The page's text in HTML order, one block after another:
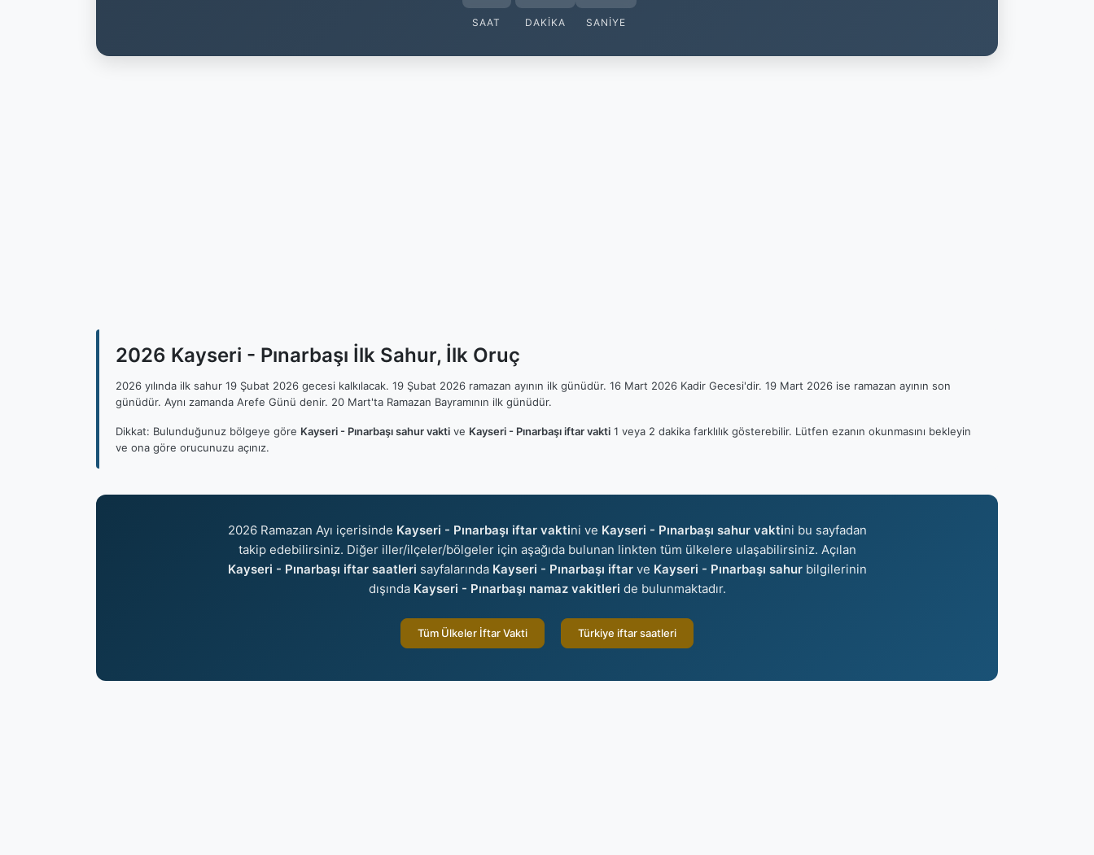
SAAT DAKIKA SANIYE
2026 Kayseri - Pınarbaşı İlk Sahur, İlk Oruç
2026 yılında ilk sahur 19 Şubat 2026 gecesi kalkılacak. 19 Şubat 2026 ramazan ayının ilk günüdür. 16 Mart 2026 Kadir Gecesi'dir. 19 Mart 2026 ise ramazan ayının son
günüdür. Aynı zamanda Arefe Günü denir. 20 Mart'ta Ramazan Bayramının ilk günüdür.
Dikkat: Bulunduğunuz bölgeye göre Kayseri - Pınarbaşı sahur vakti ve Kayseri - Pınarbaşı iftar vakti 1 veya 2 dakika farklılık gösterebilir. Lütfen ezanın okunmasını bekleyin
ve ona göre orucunuzu açınız.
2026 Ramazan Ayı içerisinde Kayseri - Pınarbaşı iftar vaktini ve Kayseri - Pınarbaşı sahur vaktini bu sayfadan
takip edebilirsiniz. Diğer iller/ilçeler/bölgeler için aşağıda bulunan linkten tüm ülkelere ulaşabilirsiniz. Açılan
Kayseri - Pınarbaşı iftar saatleri sayfalarında Kayseri - Pınarbaşı iftarve Kayseri - Pınarbaşı sahurbilgilerinin
dışında Kayseri - Pınarbaşı namaz vakitleri de bulunmaktadır.
Tüm Ülkeler İftar Vakti Türkiye iftar saatleri